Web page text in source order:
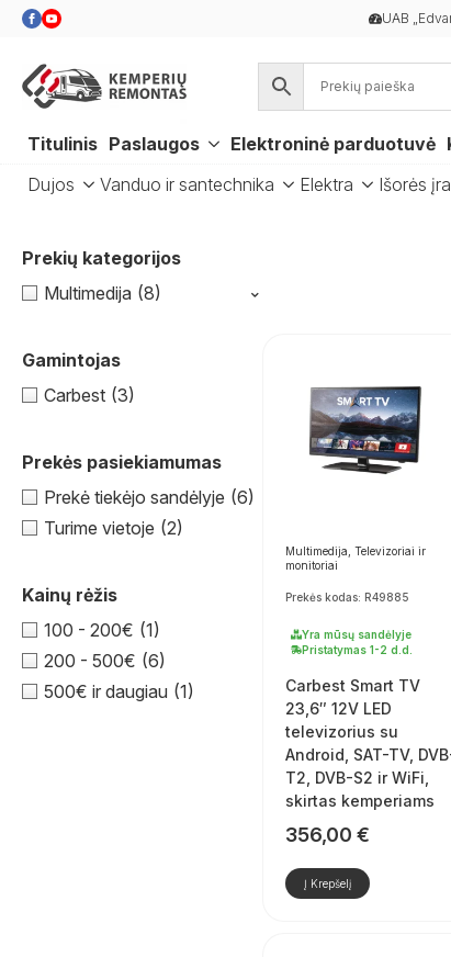
UAB
Titulinis Paslaugos Elektroninė parduotuvė
Dujos
Vanduo ir santechnika Elektra Išorės
Prekių kategorijos
Multimedija (8) ⌃
Gamintojas
Carbest (3)
Prekės pasiekiamumas
Prekė tiekėjo sandėlyje (6)
Turime vietoje (2)
Kainų rėžis
100 - 200€ (1)
200 - 500€ (6)
500€ ir daugiau (1)
Multimedija, Televizoriai ir
monitoriai
Prekės kodas: R49885
Yra mūsų sandėlyje
Pristatymas 1-2 d.d.
Carbest Smart TV
23,6″ 12V LED
televizorius su
Android, SAT-TV,
T2, DVB-S2 ir WiFi,
skirtas kemperiams
356,00 €
Į Krepšelį